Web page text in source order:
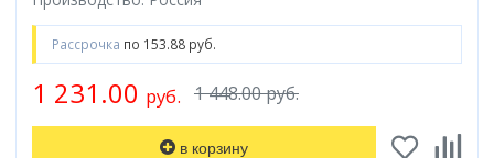
Рассрочка по 153.88 руб.
1 448.00 руб.
1 231.00 руб.
в корзину